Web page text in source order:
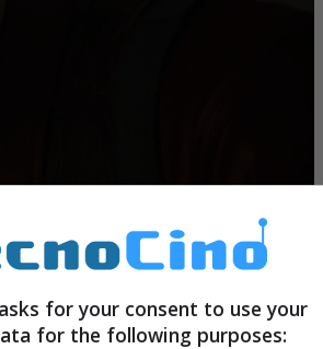
for your consent to use your
for the following purposes: